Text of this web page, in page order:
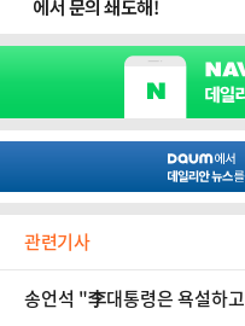
관련기사
송언석 "李대통령은 욕설하